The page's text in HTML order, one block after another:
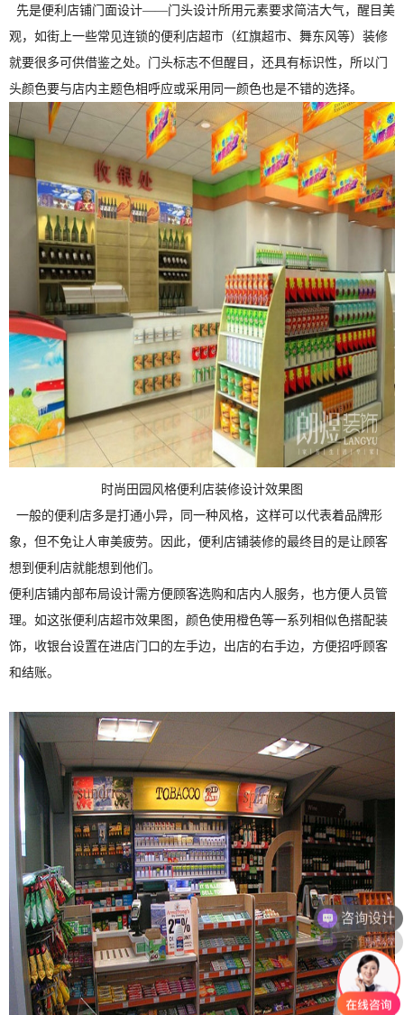
先是便利店铺门面设计——门头设计所用元素要求简洁大气，醒目美
观，如街上一些常见连锁的便利店超市（红旗超市、舞东风等）装修
就要很多可供借鉴之处。门头标志不但醒目，还具有标识性，所以门
头颜色要与店内主题色相呼应或采用同一颜色也是不错的选择。
时尚田园风格便利店装修设计效果图
一般的便利店多是打通小异，同一种风格，这样可以代表着品牌形
象，但不免让人审美疲劳。因此，便利店铺装修的最终目的是让顾客
想到便利店就能想到他们。
便利店铺内部布局设计需方便顾客选购和店内人服务，也方便人员管
理。如这张便利店超市效果图，颜色使用橙色等一系列相似色搭配装
饰，收银台设置在进店门口的左手边，出店的右手边，方便招呼顾客
和结账。
咨询设计
咨询报价